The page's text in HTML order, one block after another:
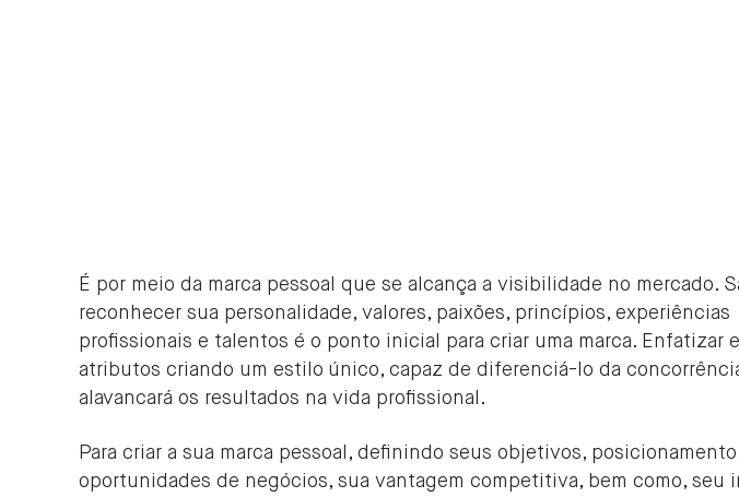
É por meio da marca pessoal que se alcança a visibilidade no mercado.
reconhecer sua personalidade, valores, paixões, princípios, experiências
profissionais e talentos é o ponto inicial para criar uma marca. Enfatizar
atributos criando um estilo único, capaz de diferenciá-lo da
alavancará os resultados na vida profissional.
Para criar a sua marca pessoal, definindo seus objetivos,
oportunidades de negócios, sua vantagem competitiva, bem como, seu